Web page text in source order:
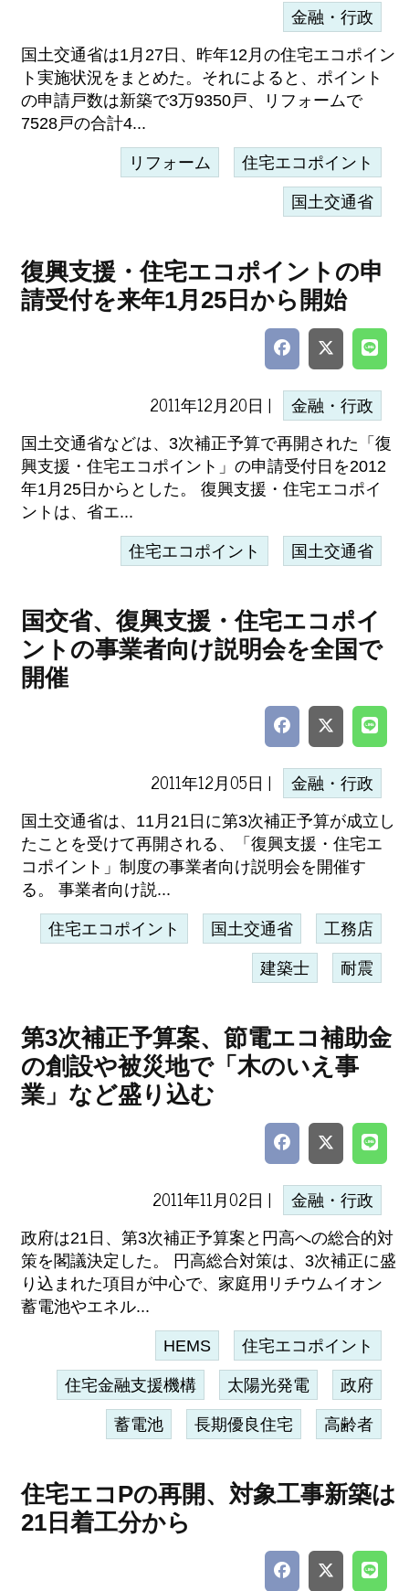
金融・行政
国土交通省は1月27日、昨年12月の住宅エコポイン
ト実施状況をまとめた。それによると、ポイント
の申請戸数は新築で3万9350戸、リフォームで
7528戸の合計4...
リフォーム 住宅エコポイント
国土交通省
復興支援・住宅エコポイントの申
請受付を来年1月25日から開始
2011年12月20日 | 金融・行政
国土交通省などは、3次補正予算で再開された「復
興支援・住宅エコポイント」の申請受付日を2012
年1月25日からとした。 復興支援・住宅エコポイ
ントは、省エ...
住宅エコポイント 国土交通省
国交省、復興支援・住宅エコポイ
ントの事業者向け説明会を全国で
開催
2011年12月05日 | 金融・行政
国土交通省は、11月21日に第3次補正予算が成立し
たことを受けて再開される、「復興支援・住宅エ
コポイント」制度の事業者向け説明会を開催す
る。 事業者向け説...
住宅エコポイント 国土交通省 工務店
建築士 耐震
第3次補正予算案、節電エコ補助金
の創設や被災地で「木のいえ事
業」など盛り込む
2011年11月02日 | 金融・行政
政府は21日、第3次補正予算案と円高への総合的対
策を閣議決定した。 円高総合対策は、3次補正に盛
り込まれた項目が中心で、家庭用リチウムイオン
蓄電池やエネル...
HEMS 住宅エコポイント
住宅金融支援機構 太陽光発電 政府
蓄電池 長期優良住宅 高齢者
住宅エコPの再開、対象工事新築は
21日着工分から